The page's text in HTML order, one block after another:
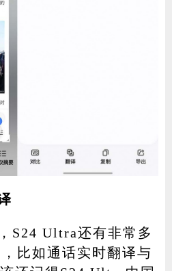
S24 Ultra还有非常多
比如通话实时翻译与